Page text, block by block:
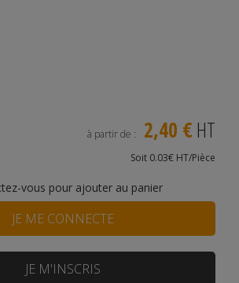
à partir de : 2,40 € HT
Soit 0.03€ HT/Pièce
vous pour ajouter au panier
JE ME CONNECTE
JE M'INSCRIS